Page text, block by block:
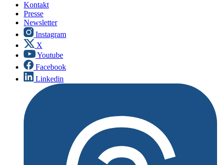
Kontakt
Presse
Newsletter
Instagram
X
Youtube
Facebook
Linkedin